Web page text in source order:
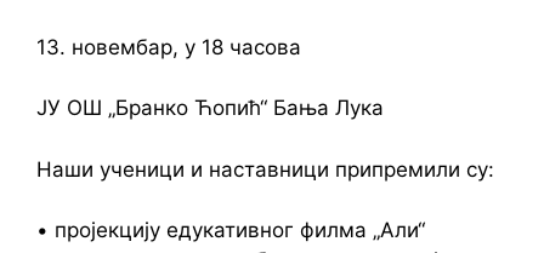
13. новембар, у 18 часова
ЈУ ОШ „Бранко Ћопић“ Бања Лука
Наши ученици и наставници припремили су:
• пројекцију едукативног филма „Али“